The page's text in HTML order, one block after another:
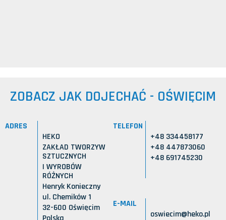
ZOBACZ JAK DOJECHAĆ - OŚWIĘCIM
ADRES
HEKO
ZAKŁAD TWORZYW
SZTUCZNYCH
I WYROBÓW
RÓŻNYCH
Henryk Konieczny
ul. Chemików 1
32-600 Oświęcim
TELEFON
+48 334458177
+48 447873060
+48 691745230
E-MAIL
oswiecim@heko.pl